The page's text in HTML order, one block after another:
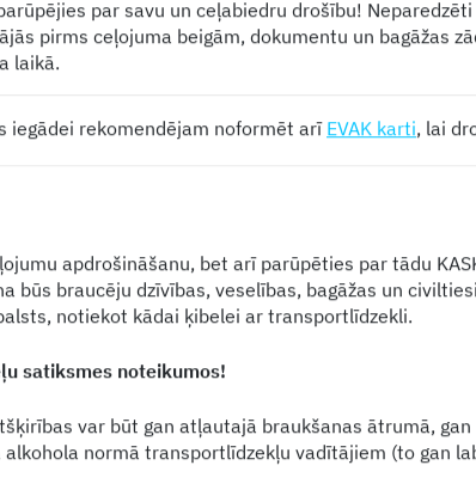
par savu un ceļabiedru drošību!
pirms ceļojuma beigām, dokumentu un bagāžas
laikā.
iegādei rekomendējam noformēt arī EVAK karti, lai
apdrošināšanu, bet arī parūpēties par tādu
būs braucēju dzīvības, veselības, bagāžas un
notiekot kādai ķibelei ar transportlīdzekli.
satiksmes noteikumos!
var būt gan atļautajā braukšanas ātrumā,
normā transportlīdzekļu vadītājiem (to gan